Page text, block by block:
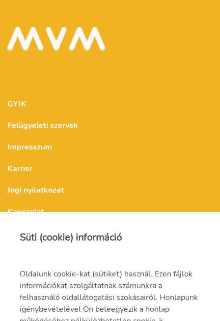
GYIK
Felügyeleti szervek
Impresszum
Karrier
Jogi nyilatkozat
Kapcsolat
mvmonenergy@mvm.hu
1031 Budapest, Szentendrei út 207-209.
Süti (cookie) információ
Oldalunk cookie-kat (sütiket) használ. Ezen fájlok
információkat szolgáltatnak számunkra a
felhasználó oldallátogatási szokásairól. Honlapunk
igénybevételével Ön beleegyezik a honlap